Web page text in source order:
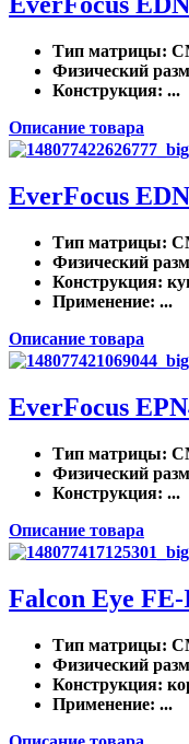
Тип матрицы:
Физический
Конструкция: ...
Описание товара
EverFocus
Тип матрицы:
Физический
Конструкция:
Применение: ...
Описание товара
EverFocus
Тип матрицы:
Физический
Конструкция: ...
Описание товара
Falcon Eye
Тип матрицы:
Физический
Конструкция:
Применение: ...